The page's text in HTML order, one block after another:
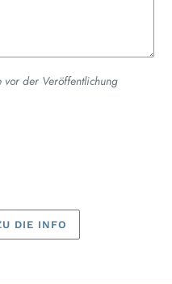
vor der Veröffentlichung
DIE INFO